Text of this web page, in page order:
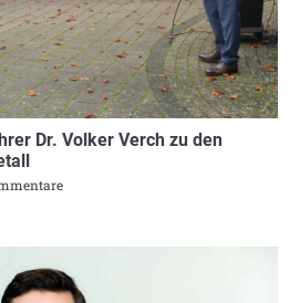
Dr. Volker Verch zu den